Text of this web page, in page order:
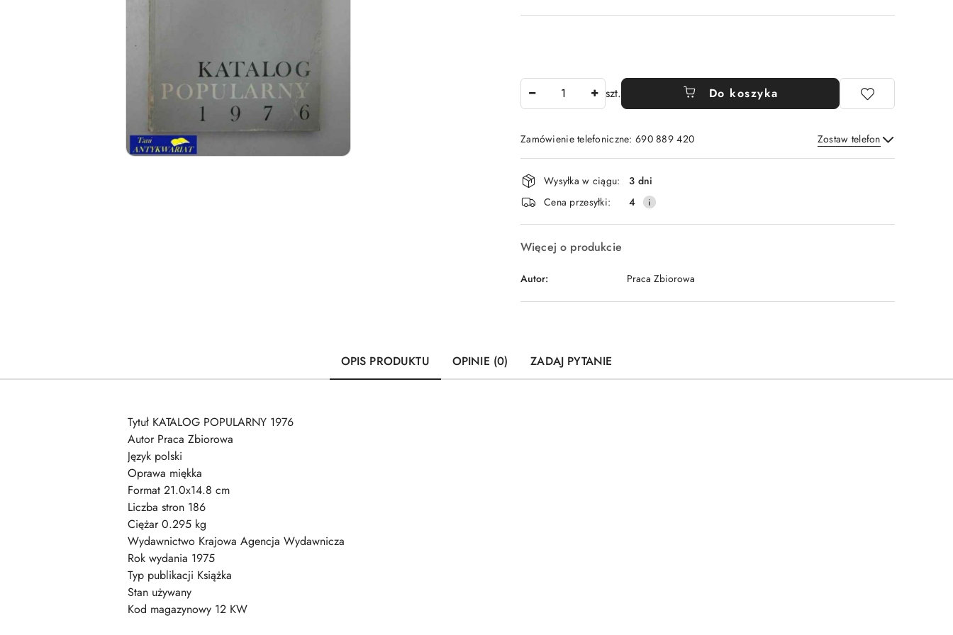
szt. Do koszyka
Zamówienie telefoniczne: 690 889 420 Zostaw telefon
Wyślij
Dostępność
i
dostawa
Wysyłka w ciągu:
3 dni
Cena przesyłki:
4
Więcej o produkcie
Autor: Praca Zbiorowa
OPIS PRODUKTU OPINIE (0) ZADAJ PYTANIE
Tytuł KATALOG POPULARNY 1976
Autor Praca Zbiorowa
Język polski
Oprawa miękka
Format 21.0x14.8 cm
Liczba stron 186
Ciężar 0.295 kg
Wydawnictwo Krajowa Agencja Wydawnicza
Rok wydania 1975
Typ publikacji Książka
Stan używany
Kod magazynowy 12 KW